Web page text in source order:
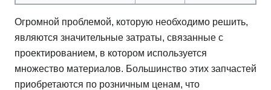
Огромной проблемой, которую необходимо решить,
являются значительные затраты, связанные с
проектированием, в котором используется
множество материалов. Большинство этих запчастей
приобретаются по розничным ценам, что